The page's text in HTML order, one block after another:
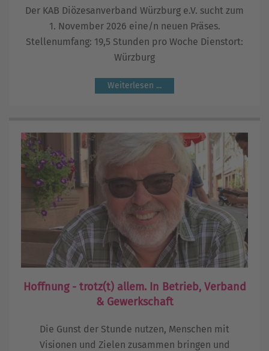
Der KAB Diözesanverband Würzburg e.V. sucht zum
1. November 2026 eine/n neuen Präses.
Stellenumfang: 19,5 Stunden pro Woche Dienstort:
Würzburg
Weiterlesen ...
Hoffnung - trotz(t) allem. In Betrieb, Verband
& Gewerkschaft
Die Gunst der Stunde nutzen, Menschen mit
Visionen und Zielen zusammen bringen und